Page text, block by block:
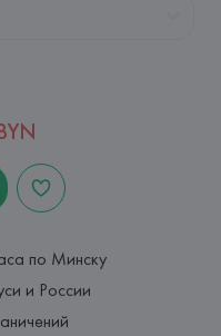
по Минску
и России